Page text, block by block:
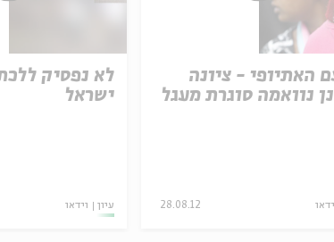
לא נפסיק
ישראל
עיון וידאו
האתיופי - ציונה
נוואמה סוגרת מעגל
28.08.12